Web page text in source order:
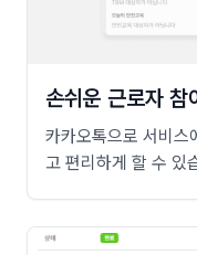
손쉬운 근로자 참
카카오톡으로 서비스
고 편리하게 할 수 있